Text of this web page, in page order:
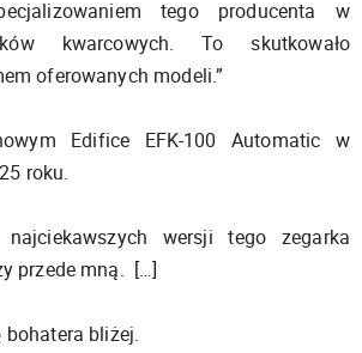
tego producenta w
kwarcowych. To skutkowało
oferowanych modeli.”
Edifice EFK-100 Automatic w
roku.
wersji tego zegarka
przede mną. […]
bliżej.